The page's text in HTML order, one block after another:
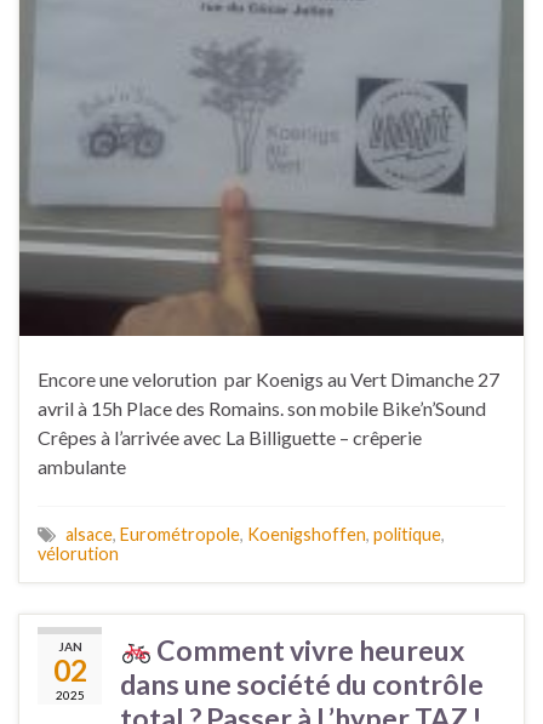
Encore une velorution par Koenigs au Vert Dimanche 27
avril à 15h Place des Romains. son mobile Bike’n’Sound
Crêpes à l’arrivée avec La Billiguette – crêperie
ambulante
alsace, Eurométropole, Koenigshoffen, politique,
vélorution
JAN
02
2025
Comment vivre heureux
dans une société du contrôle